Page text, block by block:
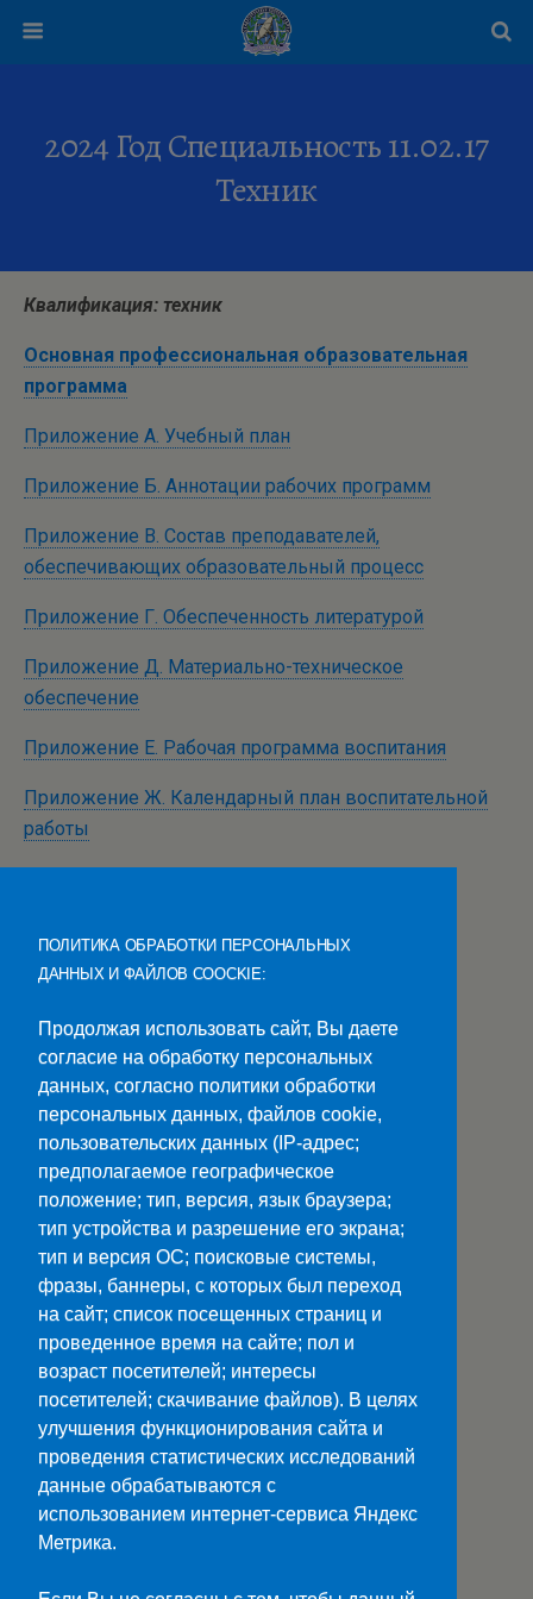
2024 Год Специальность 11.02.17
Техник
Квалификация: техник
Основная профессиональная образовательная
программа
Приложение А. Учебный план
Приложение Б. Аннотации рабочих программ
Приложение В. Состав преподавателей,
обеспечивающих образовательный процесс
Приложение Г. Обеспеченность литературой
Приложение Д. Материально-техническое
обеспечение
Приложение Е. Рабочая программа воспитания
Приложение Ж. Календарный план воспитательной
работы
Рабочие программы общеобразовательных
Рабочие программы обязательной части
циклов программы подготовки ССЗ
Лист согласования вариативной части
Лист изменений от 30.08.2024г.
Лист изменений от 24.06.2025г.
Практическая подготовка (учебная,
производственная практика):
Наверх
Мобильн.
ПОЛИТИКА ОБРАБОТКИ ПЕРСОНАЛЬНЫХ
ДАННЫХ И ФАЙЛОВ COOCKIE:
Продолжая использовать сайт, Вы даете
согласие на обработку персональных
данных, согласно политики обработки
персональных данных, файлов cookie,
пользовательских данных (IP-адрес;
предполагаемое географическое
положение; тип, версия, язык браузера;
тип устройства и разрешение его экрана;
тип и версия ОС; поисковые системы,
фразы, баннеры, с которых был переход
на сайт; список посещенных страниц и
проведенное время на сайте; пол и
возраст посетителей; интересы
посетителей; скачивание файлов). В целях
улучшения функционирования сайта и
проведения статистических исследований
данные обрабатываются с
использованием интернет-сервиса Яндекс
Метрика.